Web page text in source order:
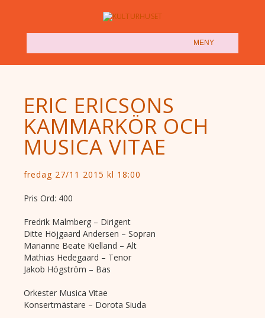
MENY
ERIC ERICSONS
KAMMARKÖR OCH
MUSICA VITAE
fredag 27/11 2015 kl 18:00
Pris Ord: 400
Fredrik Malmberg – Dirigent
Ditte Höjgaard Andersen – Sopran
Marianne Beate Kielland – Alt
Mathias Hedegaard – Tenor
Jakob Högström – Bas
Orkester Musica Vitae
Konsertmästare – Dorota Siuda